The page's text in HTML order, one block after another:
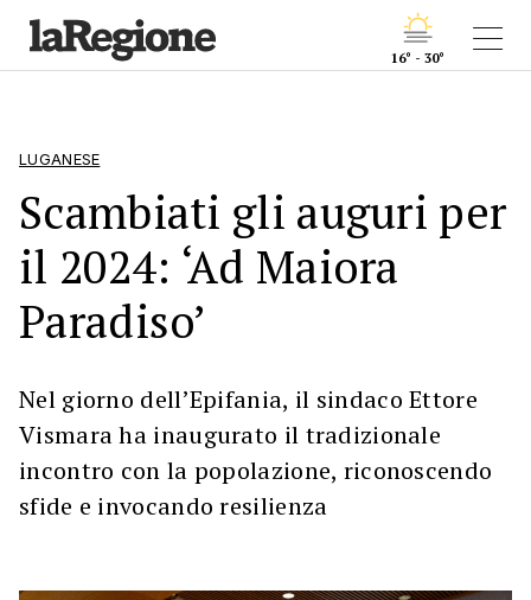
16° - 30°
LUGANESE
Scambiati gli auguri per
il 2024: ‘Ad Maiora
Paradiso’
Nel giorno dell’Epifania, il sindaco Ettore
Vismara ha inaugurato il tradizionale
incontro con la popolazione, riconoscendo
sfide e invocando resilienza